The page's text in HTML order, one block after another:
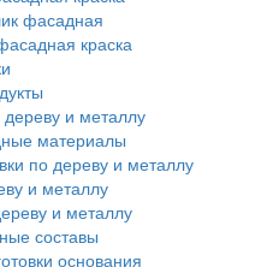
фасадная
краска
дереву и металлу
материалы
по дереву и металлу
и металлу
и металлу
составы
основания